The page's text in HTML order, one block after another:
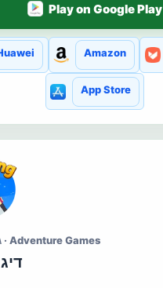
Play on Google Play
Amazon
App Store
גילאים 0-5 · Adventure Games